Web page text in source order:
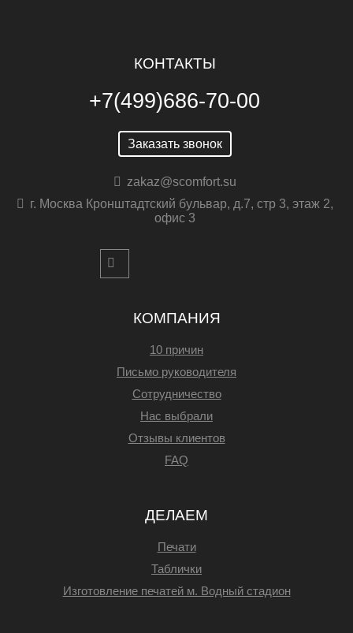
КОНТАКТЫ
+7(499)686-70-00
Заказать звонок
zakaz@scomfort.su
г. Москва Кронштадтский бульвар, д.7, стр 3, этаж 2,
офис 3
КОМПАНИЯ
10 причин
Письмо руководителя
Сотрудничество
Нас выбрали
Отзывы клиентов
FAQ
ДЕЛАЕМ
Печати
Таблички
Изготовление печатей м. Водный стадион